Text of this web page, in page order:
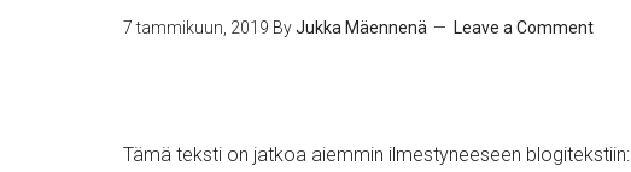
7 tammikuun, 2019 ByJukka Mäennenä Leave a Comment
Tämä teksti on jatkoa aiemmin ilmestyneeseen blogitekstiin: